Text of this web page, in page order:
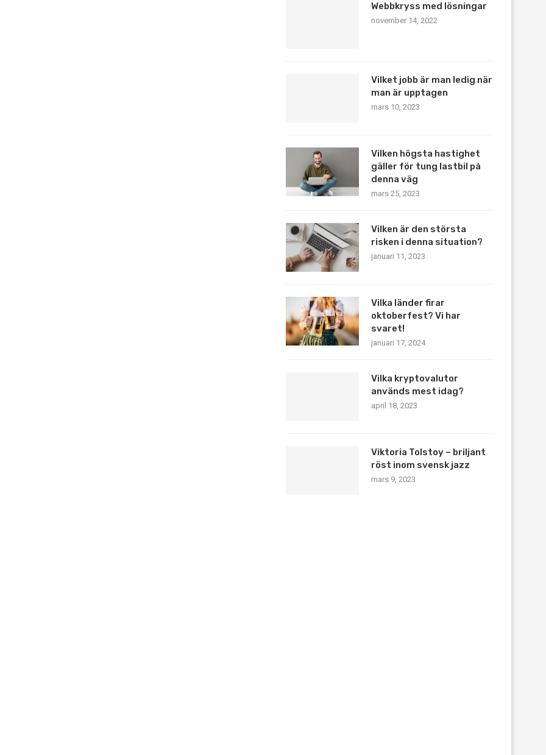
Webbkryss med lösningar
november 14, 2022
Vilket jobb är man ledig när
man är upptagen
mars 10, 2023
Vilken högsta hastighet
gäller för tung lastbil på
denna väg
mars 25, 2023
Vilken är den största
risken i denna situation?
januari 11, 2023
Vilka länder firar
oktoberfest? Vi har
svaret!
januari 17, 2024
Vilka kryptovalutor
används mest idag?
april 18, 2023
Viktoria Tolstoy – briljant
röst inom svensk jazz
mars 9, 2023